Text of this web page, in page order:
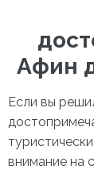
Афин
Если вы
внимание на